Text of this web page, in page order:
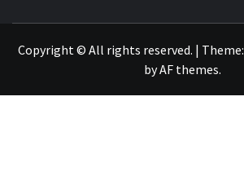
Copyright © All rights reserved. | Theme:
byAF themes.